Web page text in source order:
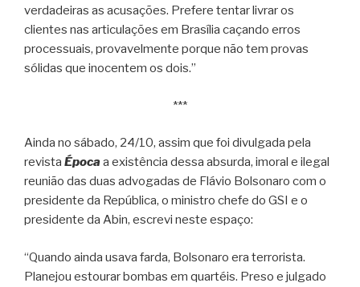
verdadeiras as acusações. Prefere tentar livrar os
clientes nas articulações em Brasília caçando erros
processuais, provavelmente porque não tem provas
sólidas que inocentem os dois.”
***
Ainda no sábado, 24/10, assim que foi divulgada pela
revista Época a existência dessa absurda, imoral e ilegal
reunião das duas advogadas de Flávio Bolsonaro com o
presidente da República, o ministro chefe do GSI e o
presidente da Abin, escrevi neste espaço:
“Quando ainda usava farda, Bolsonaro era terrorista.
Planejou estourar bombas em quartéis. Preso e julgado